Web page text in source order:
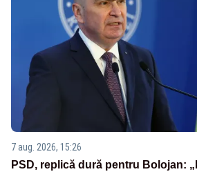
7 aug. 2026, 15:26
PSD, replică dură pentru Bolojan: